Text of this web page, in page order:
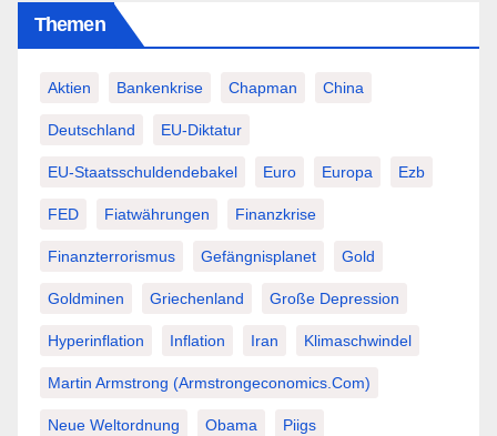
Themen
Aktien Bankenkrise Chapman China
Deutschland EU-Diktatur
EU-Staatsschuldendebakel Euro Europa Ezb
FED Fiatwährungen Finanzkrise
Finanzterrorismus Gefängnisplanet Gold
Goldminen Griechenland Große Depression
Hyperinflation Inflation Iran Klimaschwindel
Martin Armstrong (Armstrongeconomics.com)
Neue Weltordnung Obama Piigs